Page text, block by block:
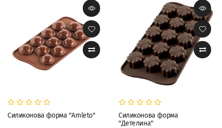
Силиконова форма "Amleto"
Силиконова форма
"Детелина"